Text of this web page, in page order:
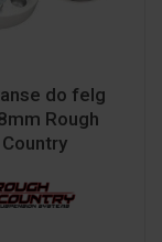
do felg
Rough
Country